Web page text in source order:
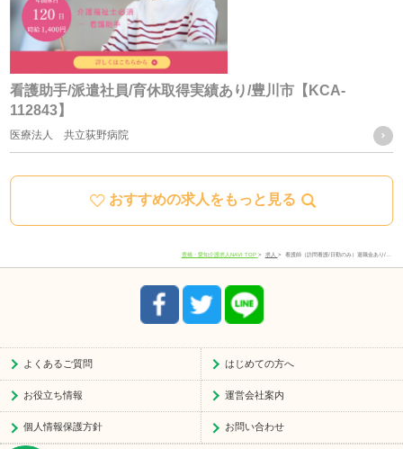
利用することができるものとします。
ご質問及びご苦情の窓口
当社における個人データの取り扱いに関するご質問やご苦情
に関しては下記の窓口にご連絡ください。
住所 愛知県豊川市宿町寺前66-1
8:30-17:30
おすすめの求人をもっと見る
看護助手/派遣社員/育休取得実績あり/豊川市【KCA-
112843】
医療法人 共立荻野病院
豊橋・愛知介護求人NAVI TOP 求人 看護師（訪問看護/日勤のみ）退職金あり/…
よくあるご質問 はじめての方へ
お役立ち情報 運営会社案内
個人情報保護方針 お問い合わせ